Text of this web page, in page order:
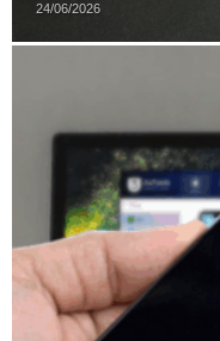
24/06/2026